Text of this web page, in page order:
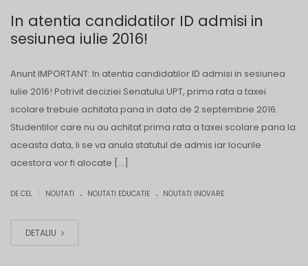
In atentia candidatilor ID admisi in
sesiunea iulie 2016!
Anunt IMPORTANT: In atentia candidatilor ID admisi in sesiunea
iulie 2016! Potrivit deciziei Senatului UPT, prima rata a taxei
scolare trebuie achitata pana in data de 2 septembrie 2016.
Studentilor care nu au achitat prima rata a taxei scolare pana la
aceasta data, li se va anula statutul de admis iar locurile
acestora vor fi alocate […]
DE CEL NOUTATI . NOUTATI EDUCATIE . NOUTATI INOVARE
DETALIU